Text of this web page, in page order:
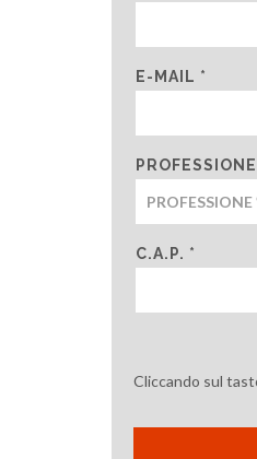
E-MAIL *
PROFESSIONE
C.A.P. *
Cliccando sul